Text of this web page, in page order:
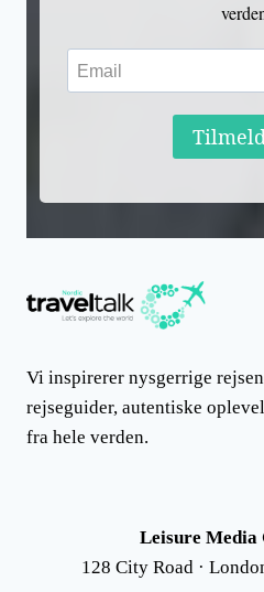
Vi inspirerer nysgerrige
rejseguider, autentiske
fra hele verden.
Leisure Media
128 City Road ·